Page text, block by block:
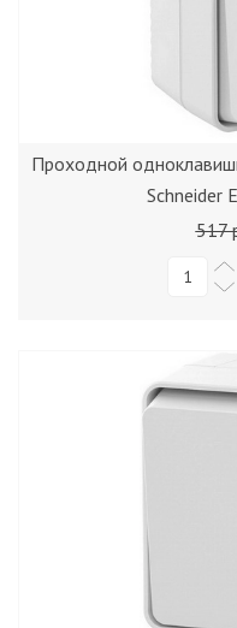
Проходной
Schneider
517